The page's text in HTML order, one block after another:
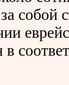
собой
в